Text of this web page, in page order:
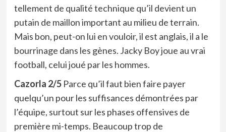
tellement de qualité technique qu’il devient un
putain de maillon important au milieu de terrain.
Mais bon, peut-on lui en vouloir, il est anglais, il a le
bourrinage dans les gènes. Jacky Boy joue au vrai
football, celui joué par les hommes.
Cazorla 2/5Parce qu’il faut bien faire payer
quelqu’un pour les suffisances démontrées par
l’équipe, surtout sur les phases offensives de
première mi-temps. Beaucoup trop de